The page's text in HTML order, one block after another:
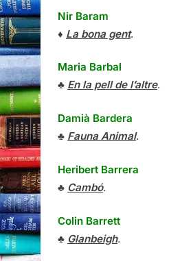
Nir Baram
♦ La bona gent.
Maria Barbal
♣ En la pell de l’altre.
Damià Bardera
♣ Fauna Animal.
Heribert Barrera
♣ Cambó.
Colin Barrett
♣ Glanbeigh.